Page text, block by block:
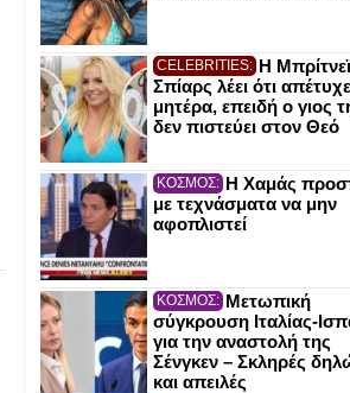
CELEBRITIES: Η Μπρίτνεϊ
Σπίαρς λέει ότι
μητέρα, επειδή ο γιος
δεν πιστεύει στον Θεό
ΚΟΣΜΟΣ: Η Χαμάς
με τεχνάσματα να μην
αφοπλιστεί
ΚΟΣΜΟΣ: Μετωπική
σύγκρουση Ιταλίας-
για την αναστολή της
Σένγκεν – Σκληρές
και απειλές